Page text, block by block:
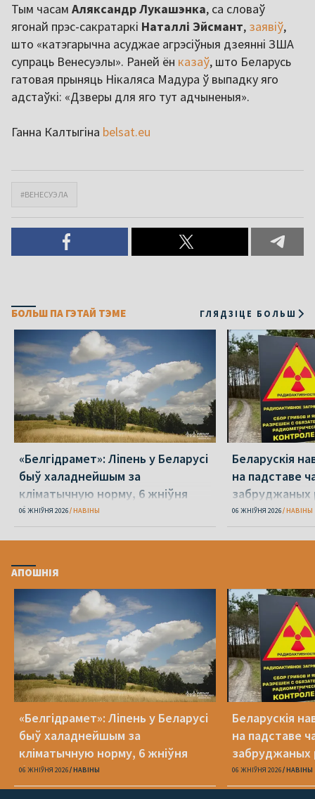
Тым часам Аляксандр Лукашэнка, са словаў
ягонай прэс-сакратаркі Наталлі Эйсмант, заявіў,
што «катэгарычна асуджае агрэсіўныя дзеянні ЗША
супраць Венесуэлы». Раней ён казаў, што Беларусь
гатовая прыняць Нікаляса Мадура ў выпадку яго
адстаўкі: «Дзверы для яго тут адчыненыя».
Ганна Калтыгіна belsat.eu
#ВЕНЕСУЭЛА
БОЛЬШ ПА ГЭТАЙ ТЭМЕ ГЛЯДЗІЦЕ БОЛЬШ
«Белгідрамет»: Ліпень у Беларусі
быў халаднейшым за
кліматычную норму, 6 жніўня
будзе +40 °С
06 ЖНІЎНЯ 2026 НАВІНЫ
Беларускія
на падставе
забруджаных
06 ЖНІЎНЯ 2026 НАВІНЫ
АПОШНІЯ
«Белгідрамет»: Ліпень у Беларусі
быў халаднейшым за
кліматычную норму, 6 жніўня
будзе +40 °С
06 ЖНІЎНЯ 2026 НАВІНЫ
Беларускія
на падставе
забруджаных
06 ЖНІЎНЯ 2026 НАВІНЫ